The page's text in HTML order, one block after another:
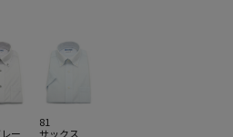
ー
81
サックス